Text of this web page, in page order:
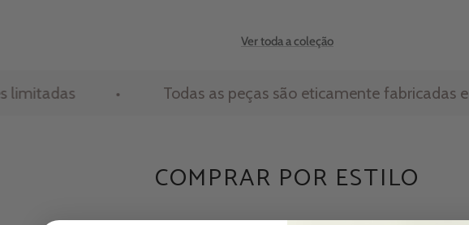
Ver toda a coleção
Todas as peças são eticamente fabricadas em Portugal em
COMPRAR POR ESTILO